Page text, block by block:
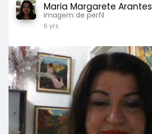
Maria Margarete Arantes
imagem de perfil
6 yrs